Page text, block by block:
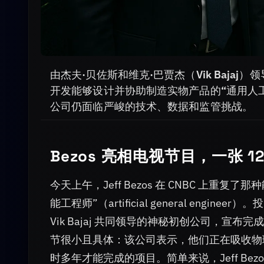
由杰夫·贝佐斯和维克·巴贾杰（Vik Bajaj）
开发能够设计并协助制造实物产品的“通用
公司仍面临严峻的技术、数据和监管挑战。
Bezos 亮相电视节目，一张
今天上午，Jeff Bezos 在 CNBC 上重复了那
能工程师”（artificial general engineer）。
Vik Bajaj 共同领导的神秘初创公司，宣布完
节很小且具体：该公司表示，他们正在吸收
时多年才能完成的项目。简单来说，Jeff